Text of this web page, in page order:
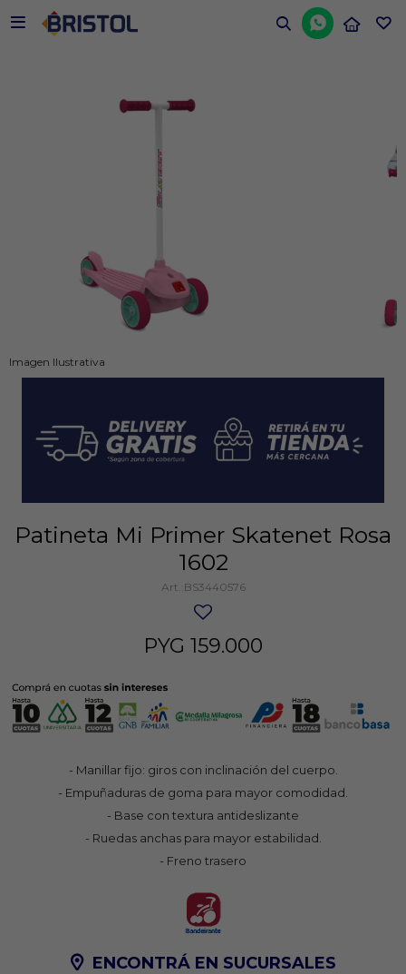


Imagen Ilustrativa
Patineta Mi Primer Skatenet Rosa
1602
BS3440576
PYG 159.000
- Manillar fijo: giros con inclinación del cuerpo.
- Empuñaduras de goma para mayor comodidad.
- Base con textura antideslizante
- Ruedas anchas para mayor estabilidad.
- Freno trasero
ENCONTRÁ EN SUCURSALES